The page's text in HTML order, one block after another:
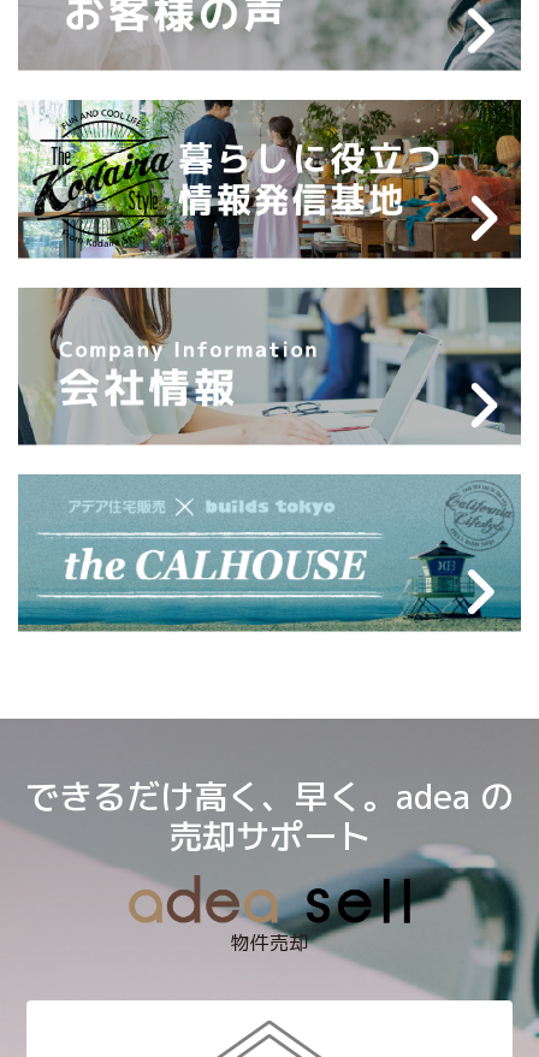
できるだけ高く、早く。adea の
売却サポート
物件売却